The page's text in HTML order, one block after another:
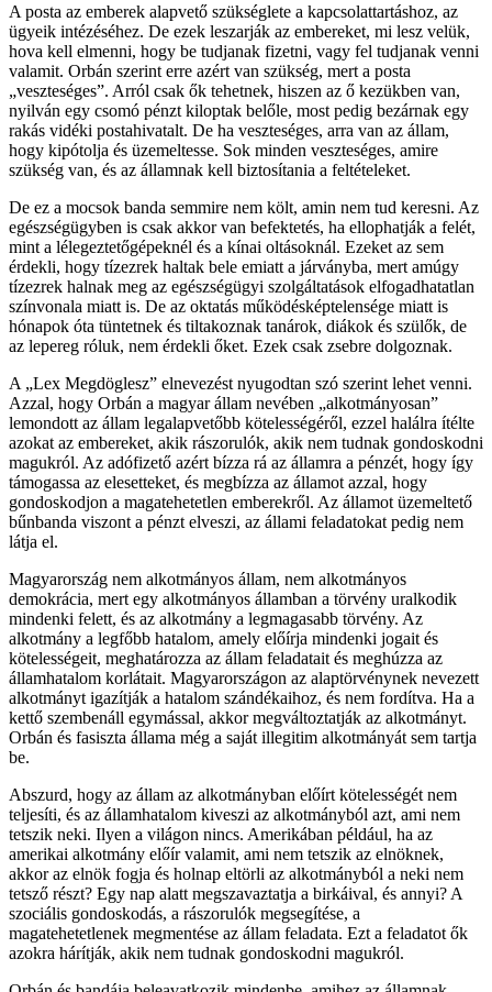
A posta az emberek alapvető szükséglete a kapcsolattartáshoz, az
ügyeik intézéséhez. De ezek leszarják az embereket, mi lesz velük,
hova kell elmenni, hogy be tudjanak fizetni, vagy fel tudjanak venni
valamit. Orbán szerint erre azért van szükség, mert a posta
„veszteséges”. Arról csak ők tehetnek, hiszen az ő kezükben van,
nyilván egy csomó pénzt kiloptak belőle, most pedig bezárnak egy
rakás vidéki postahivatalt. De ha veszteséges, arra van az állam,
hogy kipótolja és üzemeltesse. Sok minden veszteséges, amire
szükség van, és az államnak kell biztosítania a feltételeket.
De ez a mocsok banda semmire nem költ, amin nem tud keresni. Az
egészségügyben is csak akkor van befektetés, ha ellophatják a felét,
mint a lélegeztetőgépeknél és a kínai oltásoknál. Ezeket az sem
érdekli, hogy tízezrek haltak bele emiatt a járványba, mert amúgy
tízezrek halnak meg az egészségügyi szolgáltatások elfogadhatatlan
színvonala miatt is. De az oktatás működésképtelensége miatt is
hónapok óta tüntetnek és tiltakoznak tanárok, diákok és szülők, de
az lepereg róluk, nem érdekli őket. Ezek csak zsebre dolgoznak.
A „Lex Megdöglesz” elnevezést nyugodtan szó szerint lehet venni.
Azzal, hogy Orbán a magyar állam nevében „alkotmányosan”
lemondott az állam legalapvetőbb kötelességéről, ezzel halálra ítélte
azokat az embereket, akik rászorulók, akik nem tudnak gondoskodni
magukról. Az adófizető azért bízza rá az államra a pénzét, hogy így
támogassa az elesetteket, és megbízza az államot azzal, hogy
gondoskodjon a magatehetetlen emberekről. Az államot üzemeltető
bűnbanda viszont a pénzt elveszi, az állami feladatokat pedig nem
látja el.
Magyarország nem alkotmányos állam, nem alkotmányos
demokrácia, mert egy alkotmányos államban a törvény uralkodik
mindenki felett, és az alkotmány a legmagasabb törvény. Az
alkotmány a legfőbb hatalom, amely előírja mindenki jogait és
kötelességeit, meghatározza az állam feladatait és meghúzza az
államhatalom korlátait. Magyarországon az alaptörvénynek nevezett
alkotmányt igazítják a hatalom szándékaihoz, és nem fordítva. Ha a
kettő szembenáll egymással, akkor megváltoztatják az alkotmányt.
Orbán és fasiszta állama még a saját illegitim alkotmányát sem tartja
be.
Abszurd, hogy az állam az alkotmányban előírt kötelességét nem
teljesíti, és az államhatalom kiveszi az alkotmányból azt, ami nem
tetszik neki. Ilyen a világon nincs. Amerikában például, ha az
amerikai alkotmány előír valamit, ami nem tetszik az elnöknek,
akkor az elnök fogja és holnap eltörli az alkotmányból a neki nem
tetsző részt? Egy nap alatt megszavaztatja a birkáival, és annyi? A
szociális gondoskodás, a rászorulók megsegítése, a
magatehetetlenek megmentése az állam feladata. Ezt a feladatot ők
azokra hárítják, akik nem tudnak gondoskodni magukról.